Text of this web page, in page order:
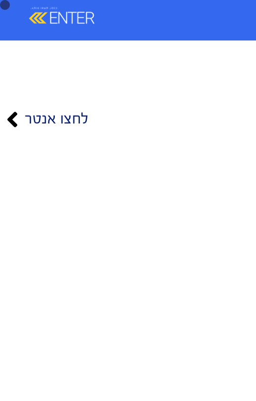
לחצו אנטר